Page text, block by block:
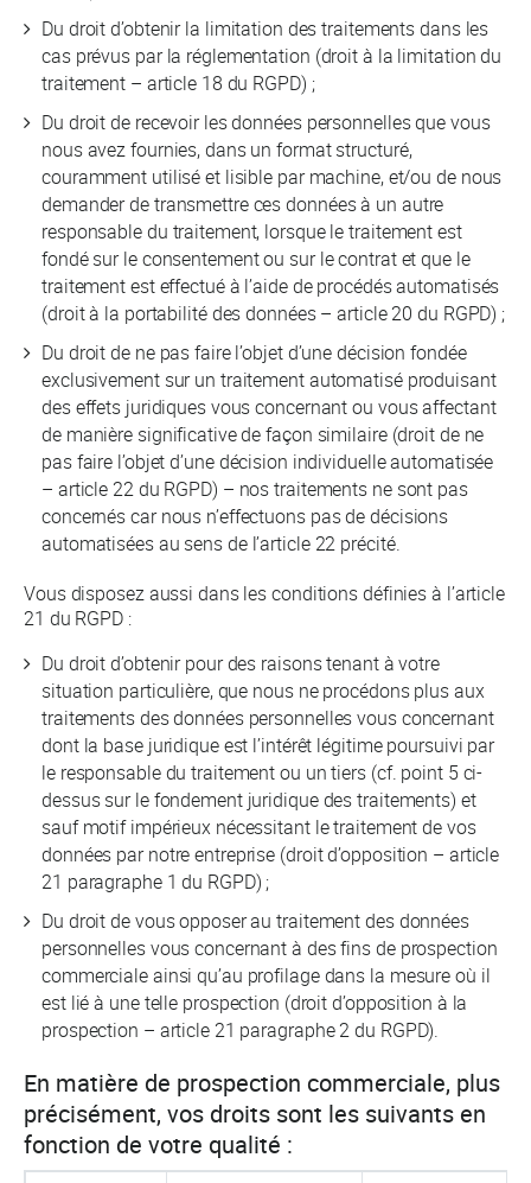
Du droit d’obtenir la limitation des traitements dans les
cas prévus par la réglementation (droit à la limitation du
traitement – article 18 du RGPD) ;
Du droit de recevoir les données personnelles que vous
nous avez fournies, dans un format structuré,
couramment utilisé et lisible par machine, et/ou de nous
demander de transmettre ces données à un autre
responsable du traitement, lorsque le traitement est
fondé sur le consentement ou sur le contrat et que le
traitement est effectué à l’aide de procédés automatisés
(droit à la portabilité des données – article 20 du RGPD) ;
Du droit de ne pas faire l’objet d’une décision fondée
exclusivement sur un traitement automatisé produisant
des effets juridiques vous concernant ou vous affectant
de manière significative de façon similaire (droit de ne
pas faire l’objet d’une décision individuelle automatisée
– article 22 du RGPD) – nos traitements ne sont pas
concernés car nous n’effectuons pas de décisions
automatisées au sens de l’article 22 précité.
Vous disposez aussi dans les conditions définies à l’article
21 du RGPD :
Du droit d’obtenir pour des raisons tenant à votre
situation particulière, que nous ne procédons plus aux
traitements des données personnelles vous concernant
dont la base juridique est l’intérêt légitime poursuivi par
le responsable du traitement ou un tiers (cf. point 5 ci-
dessus sur le fondement juridique des traitements) et
sauf motif impérieux nécessitant le traitement de vos
données par notre entreprise (droit d’opposition – article
21 paragraphe 1 du RGPD) ;
Du droit de vous opposer au traitement des données
personnelles vous concernant à des fins de prospection
commerciale ainsi qu’au profilage dans la mesure où il
est lié à une telle prospection (droit d’opposition à la
prospection – article 21 paragraphe 2 du RGPD).
En matière de prospection commerciale, plus
précisément, vos droits sont les suivants en
fonction de votre qualité :